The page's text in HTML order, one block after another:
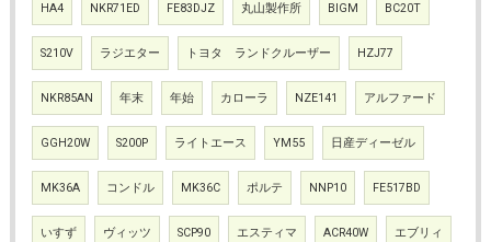
HA4 NKR71ED FE83DJZ 丸山製作所 BIGM BC20T
S210V ラジエター トヨタ ランドクルーザー HZJ77
NKR85AN 年末 年始 カローラ NZE141 アルファード
GGH20W S200P ライトエース YM55 日産ディーゼル
MK36A コンドル MK36C ポルテ NNP10 FE517BD
いすず ヴィッツ SCP90 エスティマ ACR40W エブリィ